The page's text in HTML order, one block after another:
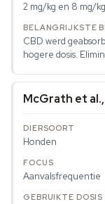
2 mg/kg en 8 mg/
CBD werd
hogere dosis.
McGrath et al.,
Honden
Aanvalsfrequentie